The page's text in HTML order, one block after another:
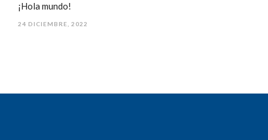
¡Hola mundo!
24 DICIEMBRE, 2022